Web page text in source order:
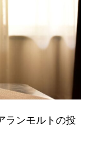
ランモルトの投